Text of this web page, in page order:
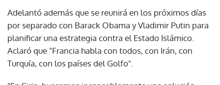
Adelantó además que se reunirá en los próximos días
por separado con Barack Obama y Vladimir Putin para
planificar una estrategia contra el Estado Islámico.
Aclaró que "Francia habla con todos, con Irán, con
Turquía, con los países del Golfo".